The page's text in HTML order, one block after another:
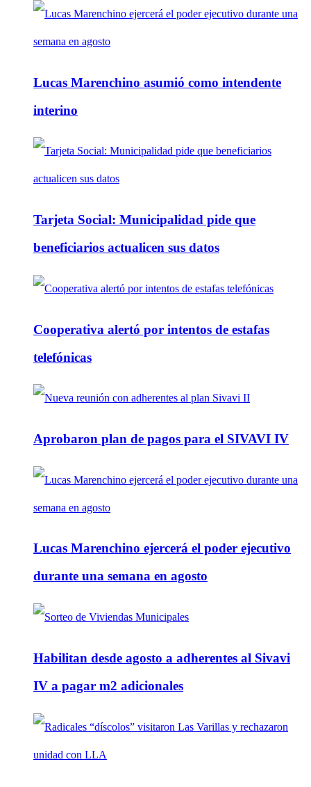
Lucas Marenchino asumió como intendente
interino
Tarjeta Social: Municipalidad pide que
beneficiarios actualicen sus datos
Cooperativa alertó por intentos de estafas
telefónicas
Aprobaron plan de pagos para el SIVAVI IV
Lucas Marenchino ejercerá el poder ejecutivo
durante una semana en agosto
Habilitan desde agosto a adherentes al Sivavi
IV a pagar m2 adicionales